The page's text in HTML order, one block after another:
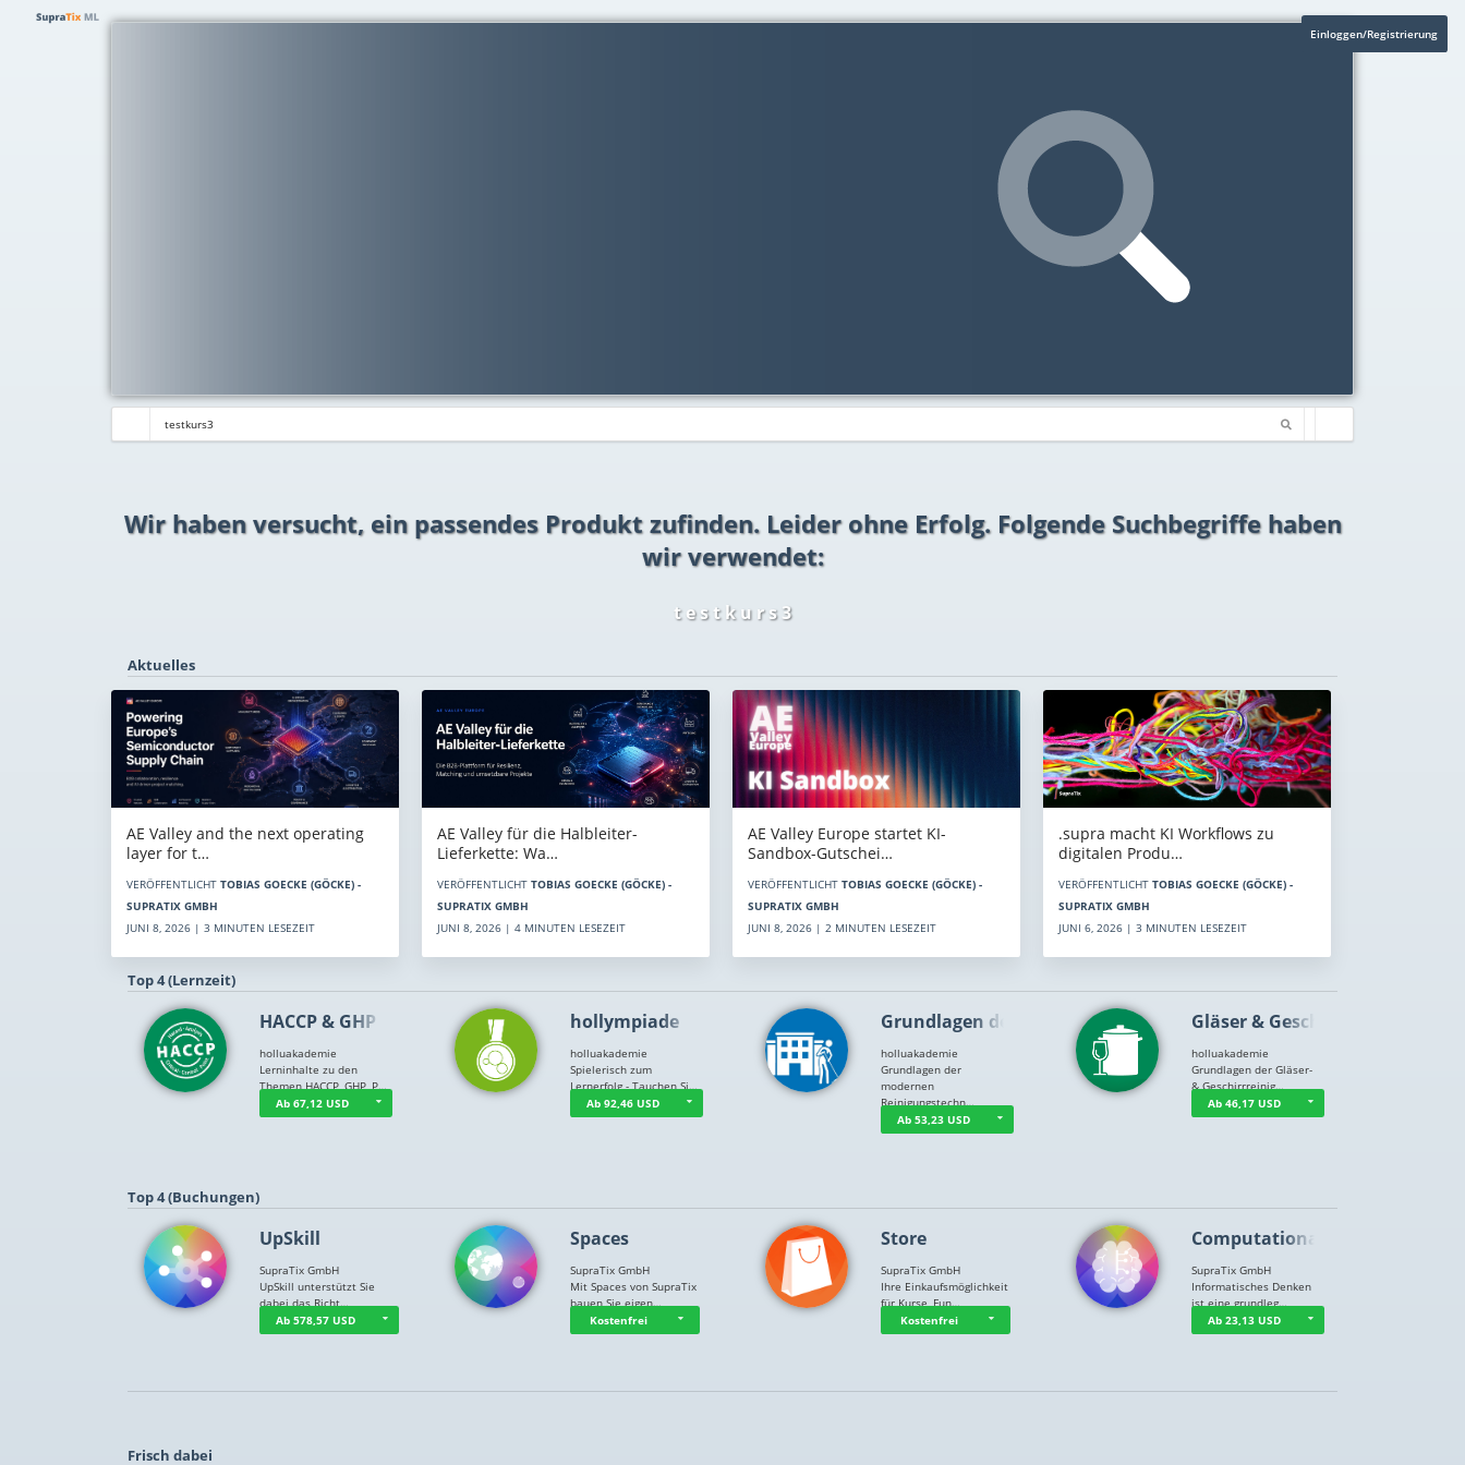
Einloggen/Registrierung
Wir haben versucht, ein passendes Produkt zufinden. Leider ohne Erfolg. Folgende Suchbegriffe haben
wir verwendet:
t e s t k u r s 3
Aktuelles
AE Valley and the next operating
layer for t…
VERÖFFENTLICHT TOBIAS GOECKE (GÖCKE) -
SUPRATIX GMBH
JUNI 8, 2026 | 3 MINUTEN LESEZEIT
AE Valley für die Halbleiter-
Lieferkette: Wa…
VERÖFFENTLICHT TOBIAS GOECKE (GÖCKE) -
SUPRATIX GMBH
JUNI 8, 2026 | 4 MINUTEN LESEZEIT
AE Valley Europe startet KI-
Sandbox-Gutschei…
VERÖFFENTLICHT TOBIAS GOECKE (GÖCKE) -
SUPRATIX GMBH
JUNI 8, 2026 | 2 MINUTEN LESEZEIT
.supra macht KI Workflows zu
digitalen Produ…
VERÖFFENTLICHT TOBIAS GOECKE (GÖCKE) -
SUPRATIX GMBH
JUNI 6, 2026 | 3 MINUTEN LESEZEIT
Top 4 (Lernzeit)
HACCP & GHP
holluakademie
Lerninhalte zu den
Themen HACCP, GHP, P…
Ab 67,12 USD
hollympiade
holluakademie
Spielerisch zum
Lernerfolg - Tauchen Si…
Ab 92,46 USD
Grundlagen der …
holluakademie
Grundlagen der
modernen
Reinigungstechn…
Ab 53,23 USD
Gläser & Geschi…
holluakademie
Grundlagen der Gläser-
& Geschirrreinig…
Ab 46,17 USD
Top 4 (Buchungen)
UpSkill
SupraTix GmbH
UpSkill unterstützt Sie
dabei das Richt…
Ab 578,57 USD
Spaces
SupraTix GmbH
Mit Spaces von SupraTix
bauen Sie eigen…
Kostenfrei
Store
SupraTix GmbH
Ihre Einkaufsmöglichkeit
für Kurse, Fun…
Kostenfrei
Computational T…
SupraTix GmbH
Informatisches Denken
ist eine grundleg…
Ab 23,13 USD
Frisch dabei